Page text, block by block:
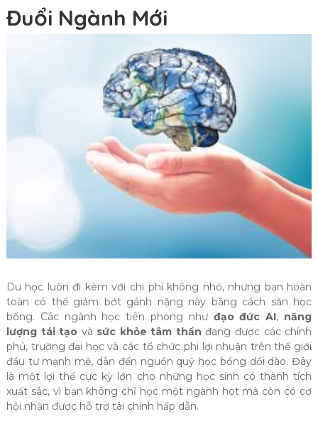
Đuổi Ngành Mới
Du học luôn đi kèm với chi phí không nhỏ, nhưng bạn hoàn
toàn có thể giảm bớt gánh nặng này bằng cách săn học
bổng. Các ngành học tiên phong như đạo đức AI, năng
lượng tái tạo và sức khỏe tâm thần đang được các chính
phủ, trường đại học và các tổ chức phi lợi nhuận trên thế giới
đầu tư mạnh mẽ, dẫn đến nguồn quỹ học bổng dồi dào. Đây
là một lợi thế cực kỳ lớn cho những học sinh có thành tích
xuất sắc, vì bạn không chỉ học một ngành hot mà còn có cơ
hội nhận được hỗ trợ tài chính hấp dẫn.